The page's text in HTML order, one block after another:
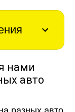
нами
авто